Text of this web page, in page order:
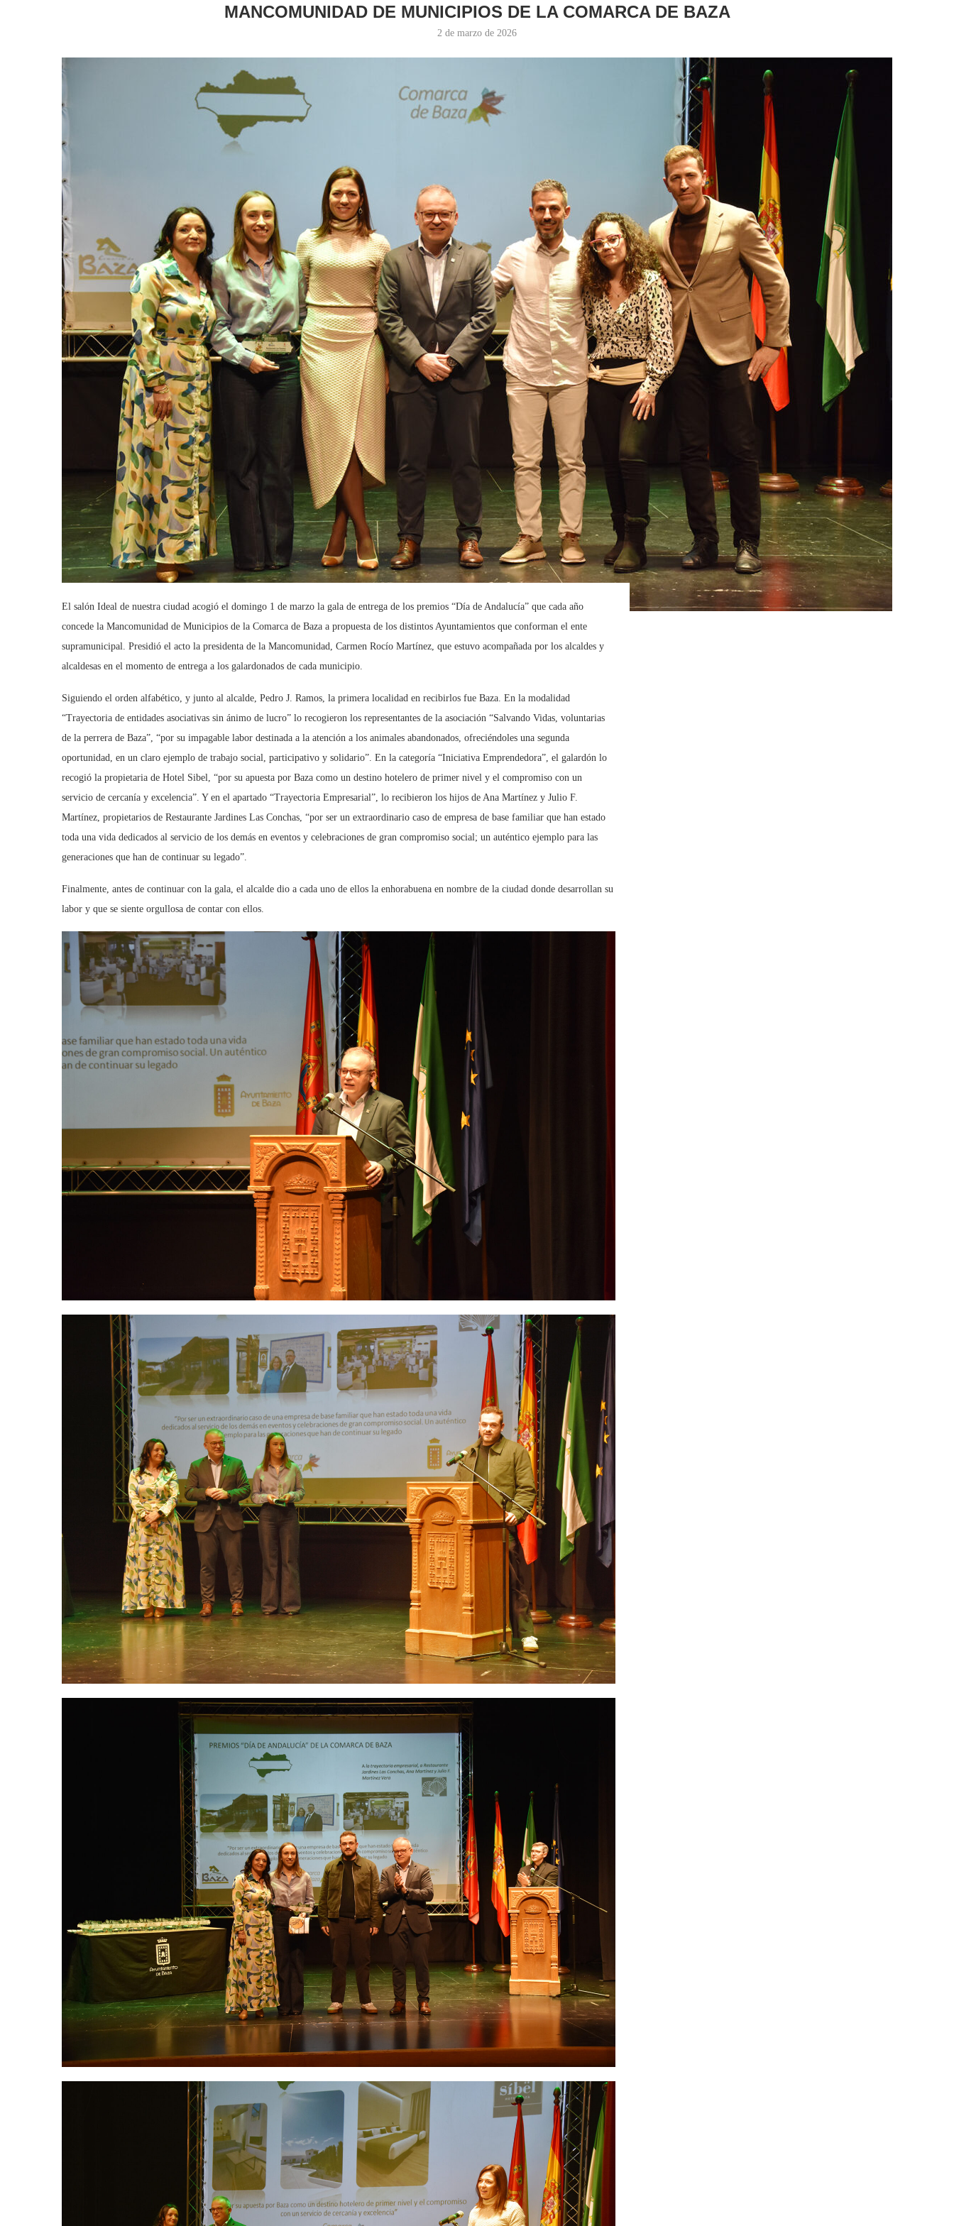
MANCOMUNIDAD DE MUNICIPIOS DE LA COMARCA DE BAZA
2 de marzo de 2026
El salón Ideal de nuestra ciudad acogió el domingo 1 de marzo la gala de entrega de los premios “Día de Andalucía” que cada año
concede la Mancomunidad de Municipios de la Comarca de Baza a propuesta de los distintos Ayuntamientos que conforman el ente
supramunicipal. Presidió el acto la presidenta de la Mancomunidad, Carmen Rocío Martínez, que estuvo acompañada por los alcaldes y
alcaldesas en el momento de entrega a los galardonados de cada municipio.
Siguiendo el orden alfabético, y junto al alcalde, Pedro J. Ramos, la primera localidad en recibirlos fue Baza. En la modalidad
“Trayectoria de entidades asociativas sin ánimo de lucro” lo recogieron los representantes de la asociación “Salvando Vidas, voluntarias
de la perrera de Baza”, “por su impagable labor destinada a la atención a los animales abandonados, ofreciéndoles una segunda
oportunidad, en un claro ejemplo de trabajo social, participativo y solidario”. En la categoría “Iniciativa Emprendedora”, el galardón lo
recogió la propietaria de Hotel Sibel, “por su apuesta por Baza como un destino hotelero de primer nivel y el compromiso con un
servicio de cercanía y excelencia”. Y en el apartado “Trayectoria Empresarial”, lo recibieron los hijos de Ana Martínez y Julio F.
Martínez, propietarios de Restaurante Jardines Las Conchas, “por ser un extraordinario caso de empresa de base familiar que han estado
toda una vida dedicados al servicio de los demás en eventos y celebraciones de gran compromiso social; un auténtico ejemplo para las
generaciones que han de continuar su legado”.
Finalmente, antes de continuar con la gala, el alcalde dio a cada uno de ellos la enhorabuena en nombre de la ciudad donde desarrollan su
labor y que se siente orgullosa de contar con ellos.